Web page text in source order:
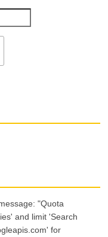
"Quota
and limit 'Search
for